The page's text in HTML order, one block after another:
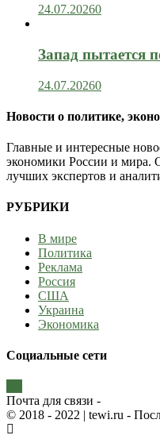
24.07.20260
Запад пытается
24.07.20260
Новости о политике,
Главные и интересные
экономики России и мира.
лучших экспертов и
РУБРИКИ
В мире
Политика
Реклама
Россия
США
Украина
Экономика
Социальные сети
Почта для связи -
© 2018 - 2022 | tewi.ru -